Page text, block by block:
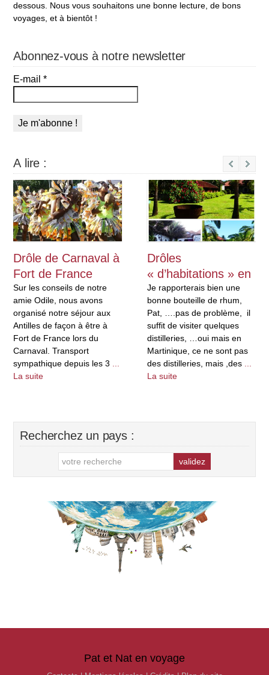
dessous. Nous vous souhaitons une bonne lecture, de bons
voyages, et à bientôt !
Abonnez-vous à notre newsletter
E-mail*
A lire :
Drôle de Carnaval à
Fort de France
Sur les conseils de notre
amie Odile, nous avons
organisé notre séjour aux
Antilles de façon à être à
Fort de France lors du
Carnaval. Transport
sympathique depuis les 3
La suite
Drôles
« d’habitations » en
Martinique
Je rapporterais bien une
bonne bouteille de rhum,
Pat, ….pas de problème, il
suffit de visiter quelques
distilleries, …oui mais en
Martinique, ce ne sont pas
des distilleries, mais ,des
La suite
Next
Recherchez un pays :
Pat et Nat en voyage